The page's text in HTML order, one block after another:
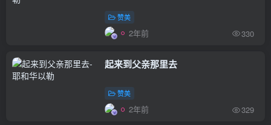
赞美
2年前 330
起来到父亲那里去
赞美
2年前 329